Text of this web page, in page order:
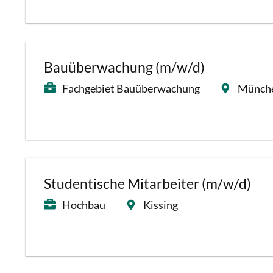
Bauüberwachung (m/w/d)
Fachgebiet Bauüberwachung
Studentische Mitarbeiter (m/w/d)
Hochbau Kissing